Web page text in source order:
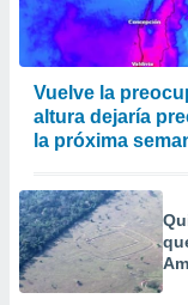
Vuelve la
altura dejaría
la próxima